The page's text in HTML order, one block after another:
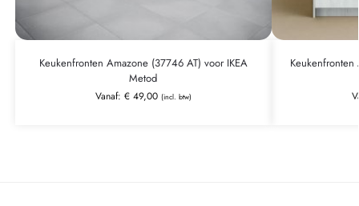
Keukenfronten Amazone (37746 AT) voor IKEA
Metod
Vanaf: €49,00 (incl. btw)
Keukenfronten